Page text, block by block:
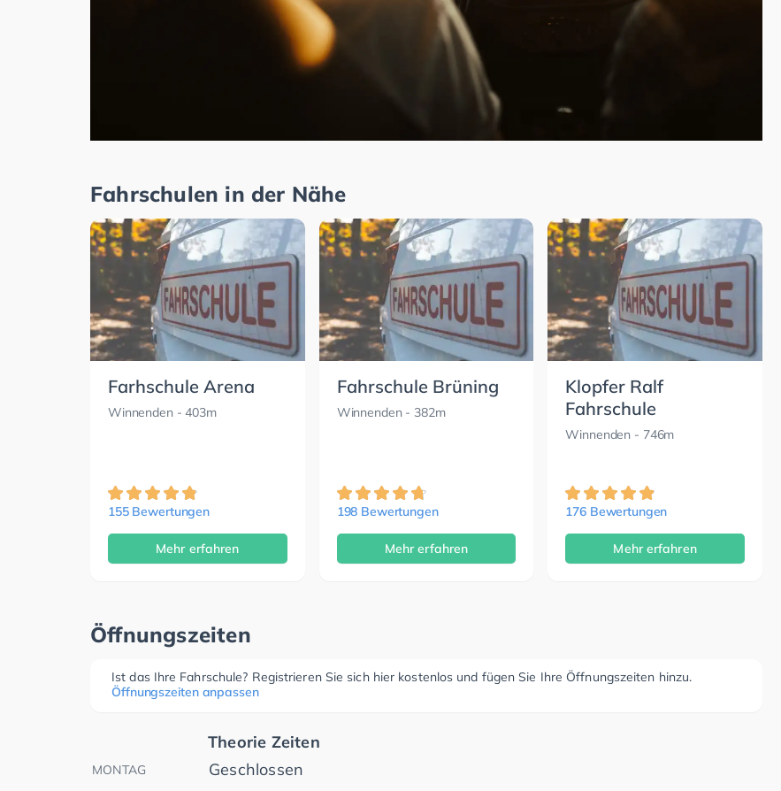
Fahrschulen in der Nähe
Farhschule Arena
Winnenden - 403m
155 Bewertungen
Mehr erfahren
Fahrschule Brüning
Winnenden - 382m
198 Bewertungen
Mehr erfahren
Klopfer Ralf
Fahrschule
Winnenden - 746m
176 Bewertungen
Mehr erfahren
Öffnungszeiten
Ist das Ihre Fahrschule? Registrieren Sie sich hier kostenlos und fügen Sie Ihre Öffnungszeiten hinzu.
Öffnungszeiten anpassen
Theorie Zeiten
MONTAG Geschlossen